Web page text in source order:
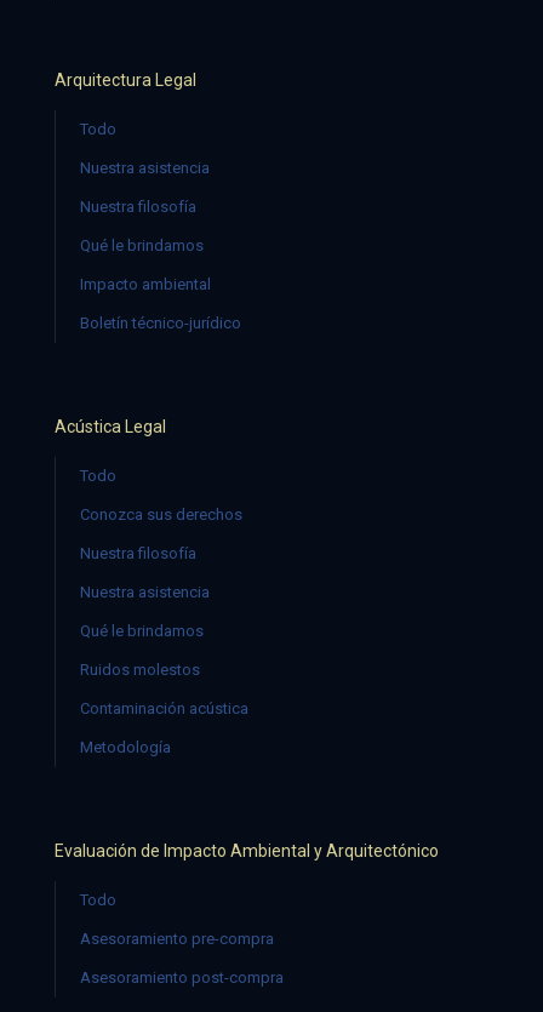
Arquitectura Legal
Todo
Nuestra asistencia
Nuestra filosofía
Qué le brindamos
Impacto ambiental
Boletín técnico-jurídico
Acústica Legal
Todo
Conozca sus derechos
Nuestra filosofía
Nuestra asistencia
Qué le brindamos
Ruidos molestos
Contaminación acústica
Metodología
Evaluación de Impacto Ambiental y Arquitectónico
Todo
Asesoramiento pre-compra
Asesoramiento post-compra